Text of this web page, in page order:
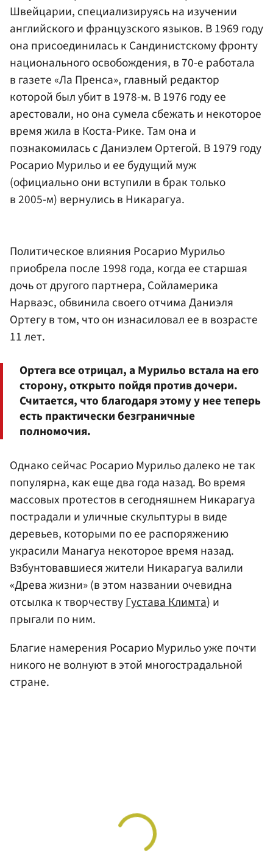
Швейцарии, специализируясь на изучении
английского и французского языков. В 1969 году
она присоединилась к Сандинистскому фронту
национального освобождения, в 70-е работала
в газете «Ла Пренса», главный редактор
которой был убит в 1978-м. В 1976 году ее
арестовали, но она сумела сбежать и некоторое
время жила в Коста-Рике. Там она и
познакомилась с Даниэлем Ортегой. В 1979 году
Росарио Мурильо и ее будущий муж
(официально они вступили в брак только
в 2005-м) вернулись в Никарагуа.
Политическое влияния Росарио Мурильо
приобрела после 1998 года, когда ее старшая
дочь от другого партнера, Сойламерика
Нарваэс, обвинила своего отчима Даниэля
Ортегу в том, что он изнасиловал ее в возрасте
11 лет.
Ортега все отрицал, а Мурильо встала на его
сторону, открыто пойдя против дочери.
Считается, что благодаря этому у нее теперь
есть практически безграничные
полномочия.
Однако сейчас Росарио Мурильо далеко не так
популярна, как еще два года назад. Во время
массовых протестов в сегодняшнем Никарагуа
пострадали и уличные скульптуры в виде
деревьев, которыми по ее распоряжению
украсили Манагуа некоторое время назад.
Взбунтовавшиеся жители Никарагуа валили
«Древа жизни» (в этом названии очевидна
отсылка к творчествуГустава Климта) и
прыгали по ним.
Благие намерения Росарио Мурильо уже почти
никого не волнуют в этой многострадальной
стране.